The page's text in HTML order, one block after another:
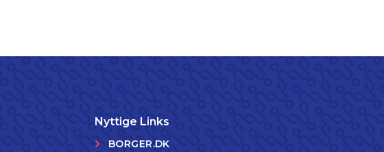
Nyttige Links
BORGER.DK